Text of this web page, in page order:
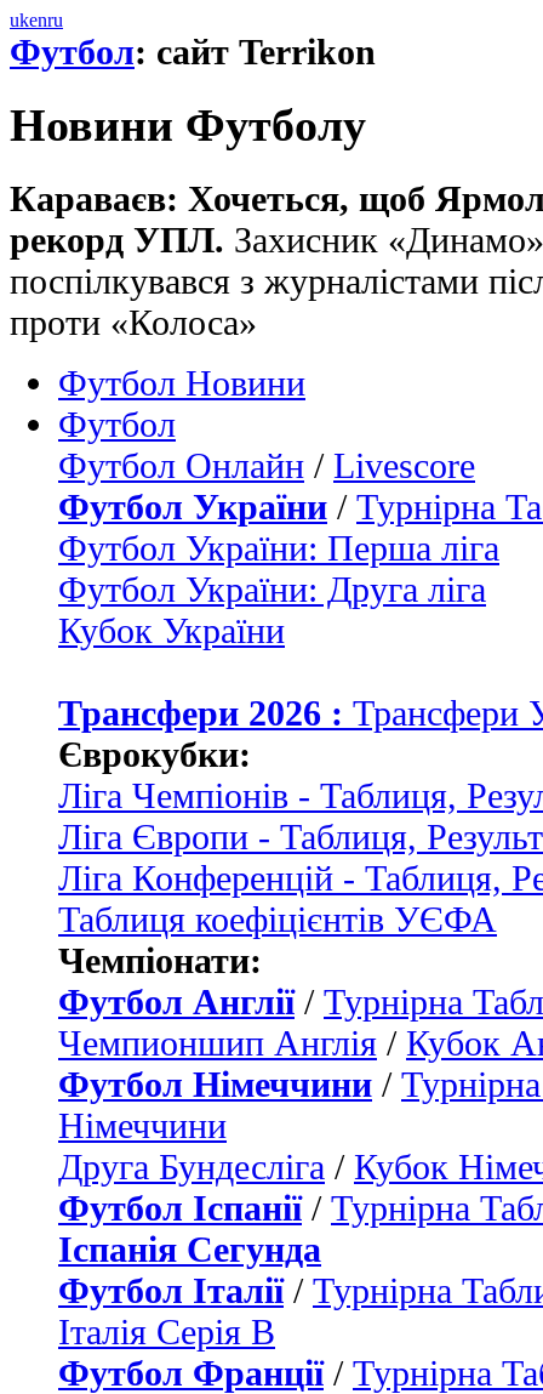
ukenru
Футбол: сайт Terrikon
Новини Футболу
Караваєв: Хочеться, щоб
рекорд УПЛ. Захисник
поспілкувався з журналістами
проти «Колоса»
Футбол Новини
Футбол
Футбол Онлайн / Livescore
Футбол України / Турнірна
Футбол України: Перша ліга
Футбол України: Друга ліга
Кубок України
Трансфери 2026 : Трансфери
Єврокубки:
Ліга Чемпіонів - Таблиця,
Ліга Європи - Таблиця,
Ліга Конференцій - Таблиця,
Таблиця коефіцієнтів УЄФА
Чемпіонати:
Футбол Англії/ Турнірна
Чемпионшип Англія / Кубок
Футбол Німеччини /
Німеччини
Друга Бундесліга / Кубок
Футбол Іспанії/ Турнірна
Іспанія Сегунда
Футбол Італії/ Турнірна
Італія Серія B
Футбол Франції/ Турнірна